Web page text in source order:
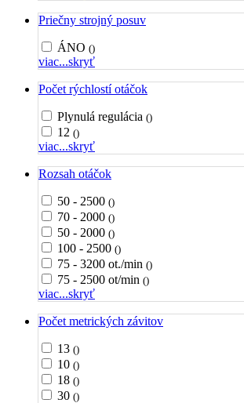
Priečny strojný posuv
ÁNO ()
viac...skryť
Počet rýchlostí otáčok
Plynulá regulácia ()
12 ()
viac...skryť
Rozsah otáčok
50 - 2500 ()
70 - 2000 ()
50 - 2000 ()
100 - 2500 ()
75 - 3200 ot./min ()
75 - 2500 ot/min ()
viac...skryť
Počet metrických závitov
13 ()
10 ()
18 ()
30 ()